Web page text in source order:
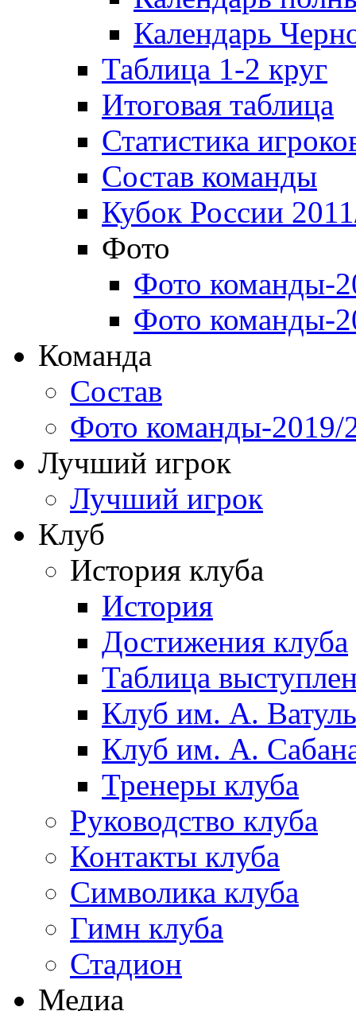
Календарь
Таблица 1-2 круг
Итоговая таблица
Статистика
Состав команды
Кубок России
Фото
Фото команды-
Фото команды-
Команда
Состав
Фото команды-2019/
Лучший игрок
Лучший игрок
Клуб
История клуба
История
Достижения клуба
Таблица
Клуб им. А.
Клуб им. А.
Тренеры клуба
Руководство клуба
Контакты клуба
Символика клуба
Гимн клуба
Стадион
Медиа